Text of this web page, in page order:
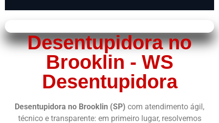
Desentupidora no
Brooklin - WS
Desentupidora
Desentupidora no Brooklin (SP) com atendimento ágil,
técnico e transparente: em primeiro lugar, resolvemos